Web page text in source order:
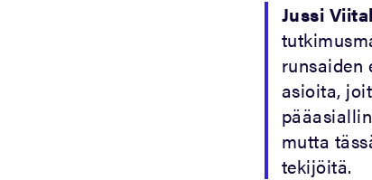
Jussi
runsaiden
asioita,
mutta
tekijöitä.